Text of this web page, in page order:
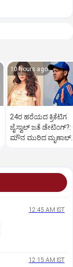
10 hours ago
24ರ ಹರೆಯದ ಕ್ರಿಕೆಟಿಗ
ಜೈಸ್ವಾಲ್‌ ಜತೆ ಡೇಟಿಂಗ್?:‌
ಮೌನ ಮುರಿದ ಮೃಣಾಲ್‌
12:45 AM IST
12:15 AM IST